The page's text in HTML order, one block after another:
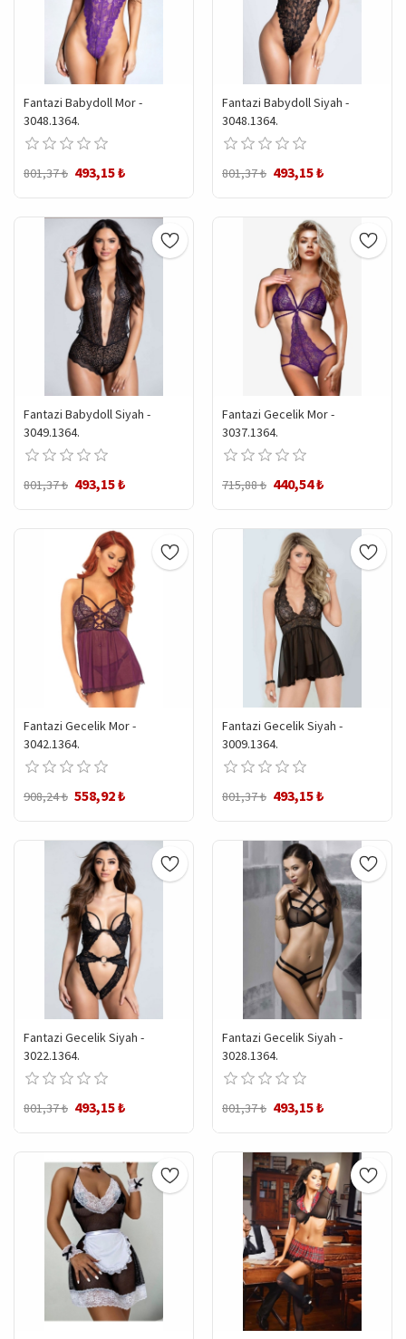
Fantazi Babydoll Mor -
3048.1364.
801,37 ₺ 493,15 ₺
Fantazi Babydoll Siyah -
3048.1364.
801,37 ₺ 493,15 ₺
Fantazi Babydoll Siyah -
3049.1364.
801,37 ₺ 493,15 ₺
Fantazi Gecelik Mor -
3037.1364.
715,88 ₺ 440,54 ₺
Fantazi Gecelik Mor -
3042.1364.
908,24 ₺ 558,92 ₺
Fantazi Gecelik Siyah -
3009.1364.
801,37 ₺ 493,15 ₺
Fantazi Gecelik Siyah -
3022.1364.
801,37 ₺ 493,15 ₺
Fantazi Gecelik Siyah -
3028.1364.
801,37 ₺ 493,15 ₺